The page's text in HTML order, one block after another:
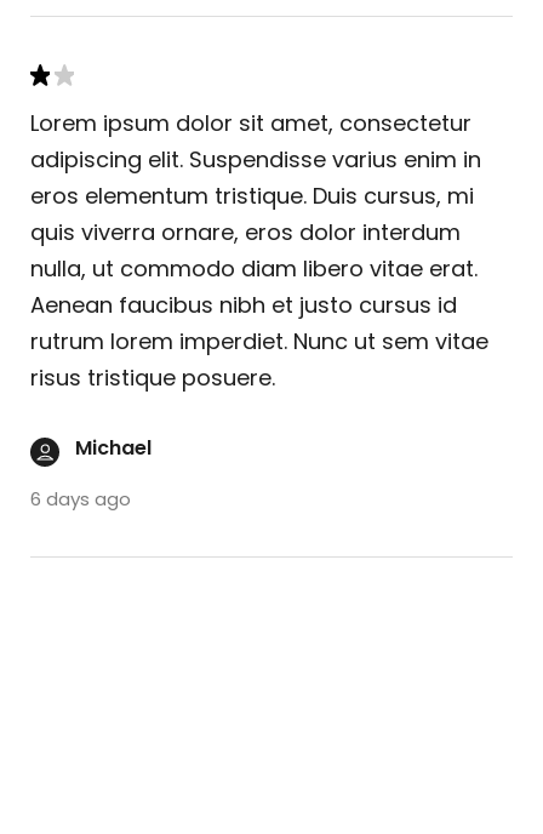
Lorem ipsum dolor sit amet, consectetur
adipiscing elit. Suspendisse varius enim in
eros elementum tristique. Duis cursus, mi
quis viverra ornare, eros dolor interdum
nulla, ut commodo diam libero vitae erat.
Aenean faucibus nibh et justo cursus id
rutrum lorem imperdiet. Nunc ut sem vitae
risus tristique posuere.
Michael
6 days ago